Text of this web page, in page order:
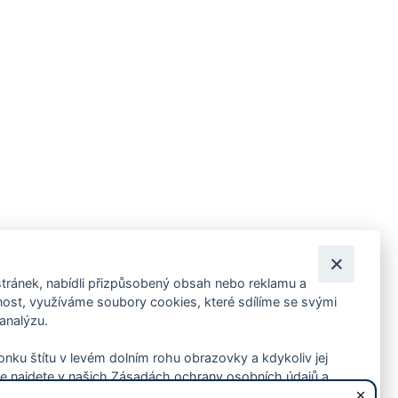
pozvánky na kulturní a sportovní akce?
nabídli přizpůsobený obsah nebo reklamu a
využíváme soubory cookies, které sdílíme se svými
štítu v levém dolním rohu obrazovky a kdykoliv jej
najdete v našich Zásadách ochrany osobních údajů a